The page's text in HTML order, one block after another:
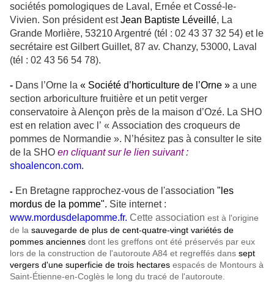
sociétés pomologiques de Laval, Ernée et Cossé-le-
Vivien. Son président estJean Baptiste Léveillé, La
Grande Morlière, 53210 Argentré (tél : 02 43 37 32 54) et le
secrétaire est Gilbert Guillet, 87 av. Chanzy, 53000, Laval
(tél : 02 43 56 54 78).
- Dans l’Orne la « Société d’horticulture de l’Orne » a une
section arboriculture fruitière et un petit verger
conservatoire à Alençon près de la maison d’Ozé. La SHO
est en relation avec l’ « Association des croqueurs de
pommes de Normandie ». N’hésitez pas à consulter le site
de la SHO en cliquant sur le lien suivant :
shoalencon.com.
- En Bretagne rapprochez-vous de l'association "les
mordus de la pomme". Site internet :
www.mordusdelapomme.fr. Cette association est à l'origine
de la sauvegarde de plus de cent-quatre-vingt variétés de
pommes anciennes dont les greffons ont été préservés par eux
lors de la construction de l'autoroute A84 et regreffés dans sept
vergers d'une superficie de trois hectares espacés de Montours à
Saint-Étienne-en-Coglès le long du tracé de l'autoroute.